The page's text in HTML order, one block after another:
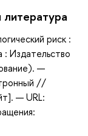
риск :
Издательство
—
//
— URL: